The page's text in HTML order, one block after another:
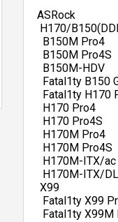
ASRock
H170/
B150M Pro4
B150M
B150M-HDV
Fatal1ty B150
Fatal1ty
H170 Pro4
H170 Pro4S
H170M Pro4
H170M
H170M-ITX/
H170M-ITX/
X99
Fatal1ty X99
Fatal1ty